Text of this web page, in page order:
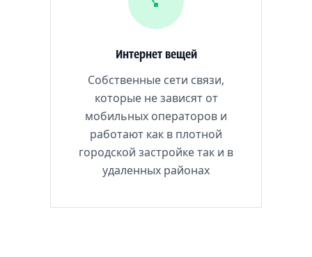
Интернет вещей
Собственные сети связи,
которые не зависят от
мобильных операторов и
работают как в плотной
городской застройке так и в
удаленных районах